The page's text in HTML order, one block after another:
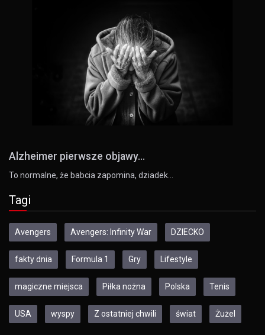
Alzheimer pierwsze objawy...
To normalne, że babcia zapomina, dziadek…
Tagi
Avengers Avengers: Infinity War DZIECKO
fakty dnia Formula 1 Gry Lifestyle
magiczne miejsca Piłka nożna Polska Tenis
USA wyspy Z ostatniej chwili świat Żużel